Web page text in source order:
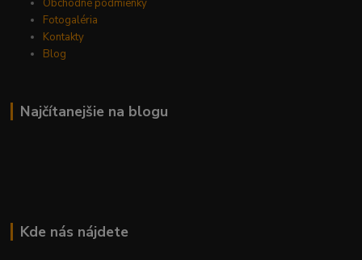
Obchodné podmienky
Fotogaléria
Kontakty
Blog
Najčítanejšie na blogu
Kde nás nájdete